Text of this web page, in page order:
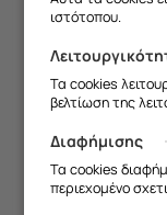
ιστότοπου.
Τα cookies
βελτίωση της
Διαφήμισης
Τα cookies
περιεχομένο
Θα
η